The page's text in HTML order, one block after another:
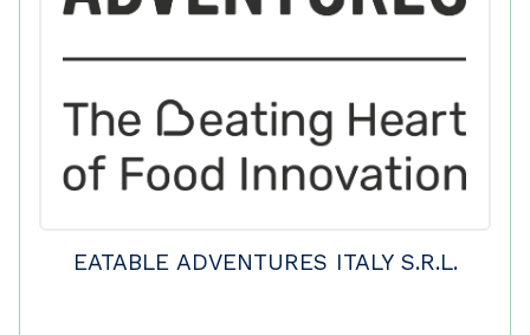
EATABLE ADVENTURES ITALY S.R.L.